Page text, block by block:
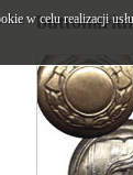
w celu realizacji